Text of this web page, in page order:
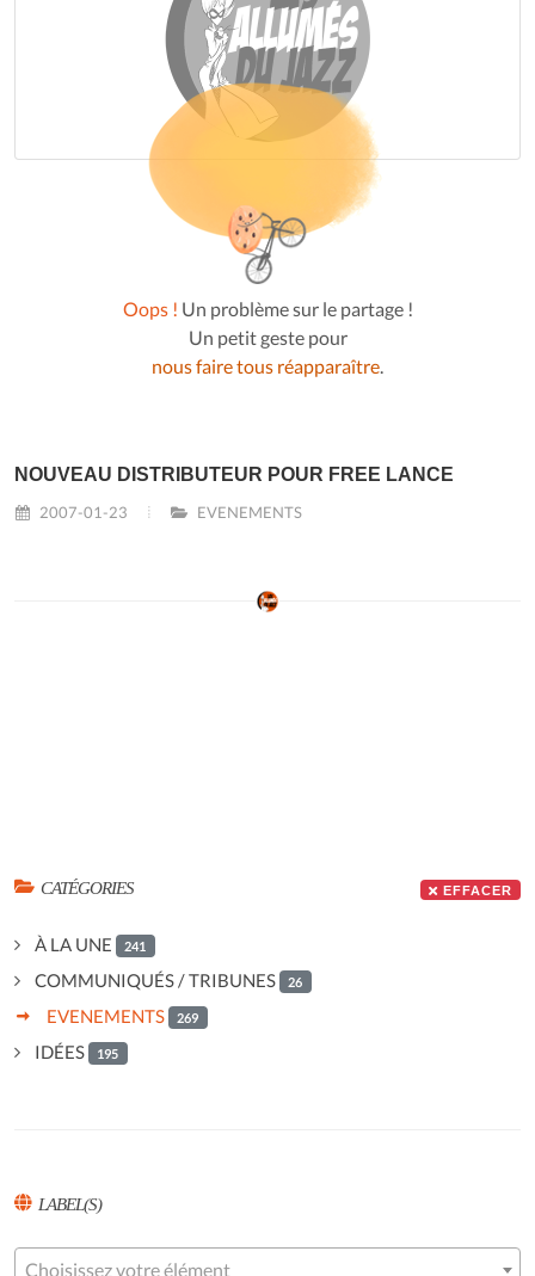
Oops ! Un problème sur le partage !
Un petit geste pour
nous faire tous réapparaître
NOUVEAU DISTRIBUTEUR POUR FREE LANCE
2007-01-23 EVENEMENTS
CATÉGORIES EFFACER
À LA UNE 241
COMMUNIQUÉS / TRIBUNES 26
EVENEMENTS 269
IDÉES 195
LABEL(S)
Choisissez votre élément